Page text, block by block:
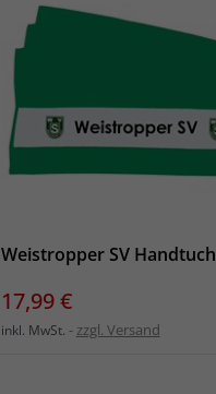
Weistropper SV Handtuch
Preis
17,99 €
inkl. MwSt. zzgl. Versand